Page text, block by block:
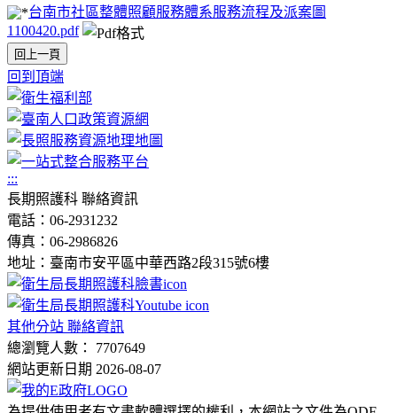
台南市社區整體照顧服務體系服務流程及派案圖
1100420.pdf
回上一頁
回到頂端
:::
長期照護科 聯絡資訊
電話：06-2931232
傳真：06-2986826
地址：臺南市安平區中華西路2段315號6樓
其他分站 聯絡資訊
總瀏覽人數： 7707649
網站更新日期 2026-08-07